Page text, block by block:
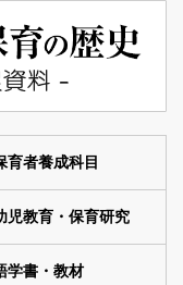
育者養成科目
児教育・保育研究
学書・教材